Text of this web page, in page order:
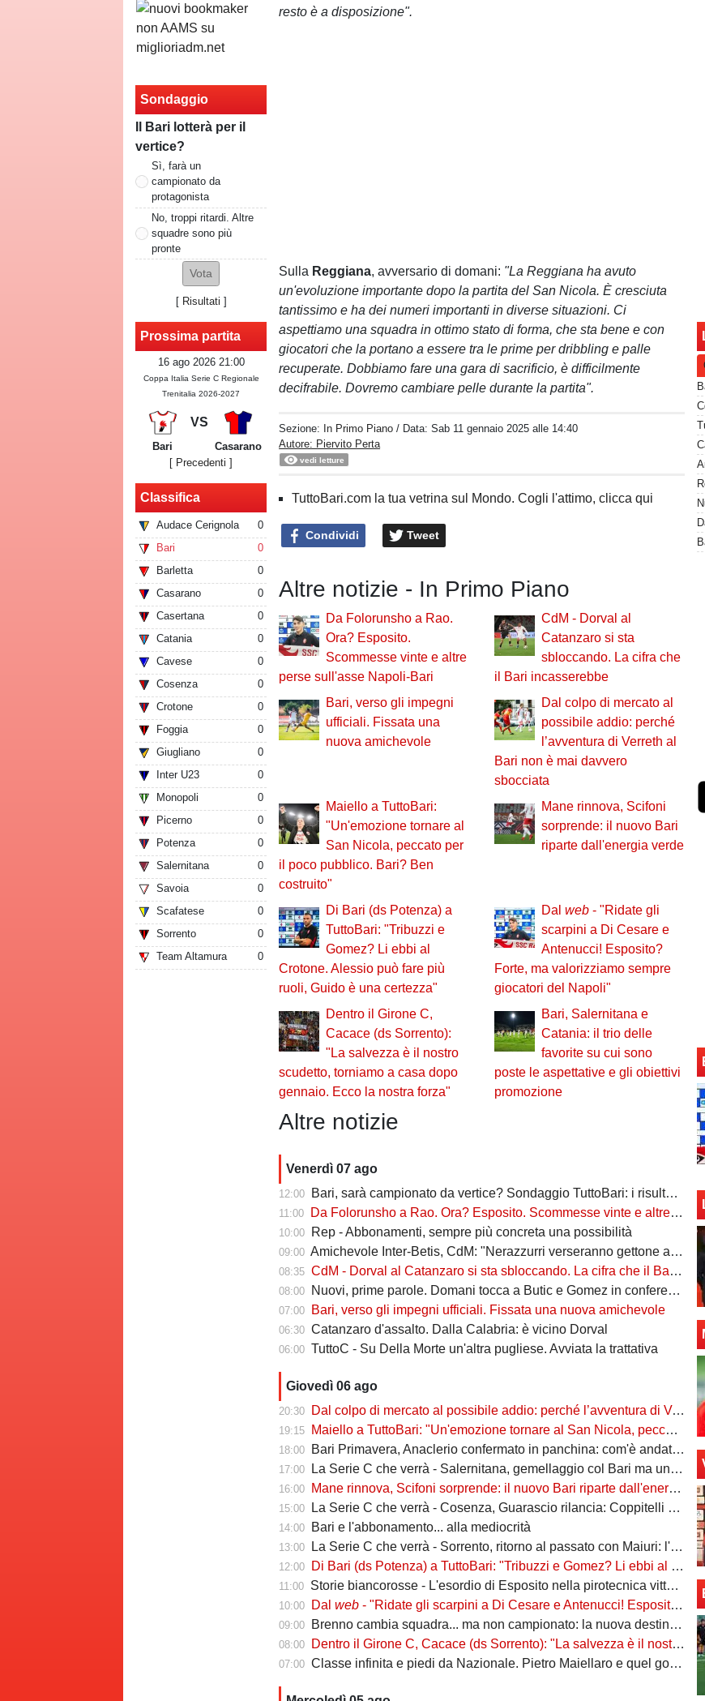
Sondaggio
Il Bari lotterà per il
vertice?
Sì, farà un
campionato da
protagonista
No, troppi ritardi. Altre
squadre sono più
pronte
[ Risultati ]
Prossima partita
16 ago 2026 21:00
Coppa Italia Serie C Regionale
Trenitalia 2026-2027
VS
Bari
Casarano
[ Precedenti ]
Classifica
Audace Cerignola
0
Bari
0
Barletta
0
Casarano
0
Casertana
0
Catania
0
Cavese
0
Cosenza
0
Crotone
0
Foggia
0
Giugliano
0
Inter U23
0
Monopoli
0
Picerno
0
Potenza
0
Salernitana
0
Savoia
0
Scafatese
0
Sorrento
0
Team Altamura
0
resto è a disposizione".
Sulla Reggiana, avversario di domani: "La Reggiana ha avuto
un'evoluzione importante dopo la partita del San Nicola. È cresciuta
tantissimo e ha dei numeri importanti in diverse situazioni. Ci
aspettiamo una squadra in ottimo stato di forma, che sta bene e con
giocatori che la portano a essere tra le prime per dribbling e palle
recuperate. Dobbiamo fare una gara di sacrificio, è difficilmente
decifrabile. Dovremo cambiare pelle durante la partita".
Sezione: In Primo Piano / Data:Sab 11 gennaio 2025 alle 14:40
Autore: Piervito Perta
vedi letture
TuttoBari.com la tua vetrina sul Mondo. Cogli l'attimo, clicca qui
Condividi Tweet
Altre notizie - In Primo Piano
Da Folorunsho a Rao.
Ora? Esposito.
Scommesse vinte e altre
perse sull'asse Napoli-Bari
CdM - Dorval al
Catanzaro si sta
sbloccando. La cifra che
il Bari incasserebbe
Bari, verso gli impegni
ufficiali. Fissata una
nuova amichevole
Dal colpo di mercato al
possibile addio: perché
l’avventura di Verreth al
Bari non è mai davvero
sbocciata
Maiello a TuttoBari:
"Un'emozione tornare al
San Nicola, peccato per
il poco pubblico. Bari? Ben
costruito"
Mane rinnova, Scifoni
sorprende: il nuovo Bari
riparte dall'energia verde
Di Bari (ds Potenza) a
TuttoBari: "Tribuzzi e
Gomez? Li ebbi al
Crotone. Alessio può fare più
ruoli, Guido è una certezza"
Dal web- "Ridate gli
scarpini a Di Cesare e
Antenucci! Esposito?
Forte, ma valorizziamo sempre
giocatori del Napoli"
Dentro il Girone C,
Cacace (ds Sorrento):
"La salvezza è il nostro
scudetto, torniamo a casa dopo
gennaio. Ecco la nostra forza"
Bari, Salernitana e
Catania: il trio delle
favorite su cui sono
poste le aspettative e gli obiettivi
promozione
Altre notizie
Venerdì 07 ago
12:00 Bari, sarà campionato da vertice? Sondaggio TuttoBari: i risultati provvisori
11:00 Da Folorunsho a Rao. Ora? Esposito. Scommesse vinte e altre perse sull'asse Napoli-Bari
10:00 Rep - Abbonamenti, sempre più concreta una possibilità
09:00 Amichevole Inter-Betis, CdM: "Nerazzurri verseranno gettone al Bari. E verrà girato al Comune"
08:35 CdM - Dorval al Catanzaro si sta sbloccando. La cifra che il Bari incasserebbe
08:00 Nuovi, prime parole. Domani tocca a Butic e Gomez in conferenza
07:00 Bari, verso gli impegni ufficiali. Fissata una nuova amichevole
06:30 Catanzaro d'assalto. Dalla Calabria: è vicino Dorval
06:00 TuttoC - Su Della Morte un'altra pugliese. Avviata la trattativa
Giovedì 06 ago
20:30 Dal colpo di mercato al possibile addio: perché l’avventura di Verreth al Bari non è mai davvero sbocciata
19:15 Maiello a TuttoBari: "Un'emozione tornare al San Nicola, peccato per il poco pubblico. Bari? Ben costruito"
18:00 Bari Primavera, Anaclerio confermato in panchina: com'è andata la scorsa stagione?
17:00 La Serie C che verrà - Salernitana, gemellaggio col Bari ma una sola missione: tornare subito in Serie B
16:00 Mane rinnova, Scifoni sorprende: il nuovo Bari riparte dall'energia verde
15:00 La Serie C che verrà - Cosenza, Guarascio rilancia: Coppitelli per riportare i lupi in Serie B
14:00 Bari e l'abbonamento... alla mediocrità
13:00 La Serie C che verrà - Sorrento, ritorno al passato con Maiuri: l'obiettivo è una salvezza senza affanni
12:00 Di Bari (ds Potenza) a TuttoBari: "Tribuzzi e Gomez? Li ebbi al Crotone. Alessio può fare più ruoli, Guido è una certezza"
11:00 Storie biancorosse - L'esordio di Esposito nella pirotecnica vittoria contro la Spal di De Rossi e Nainggolan
10:00 Dalweb - "Ridate gli scarpini a Di Cesare e Antenucci! Esposito? Forte, ma valorizziamo sempre giocatori del Napoli"
09:00 Brenno cambia squadra... ma non campionato: la nuova destinazione dell'ex Bari
08:00 Dentro il Girone C, Cacace (ds Sorrento): "La salvezza è il nostro scudetto, torniamo a casa dopo gennaio. Ecco la nostra forza"
07:00 Classe infinita e piedi da Nazionale. Pietro Maiellaro e quel gol da quaranta metri...